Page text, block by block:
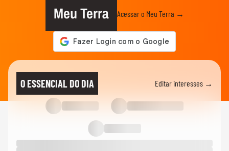
Meu Terra Acessar o Meu Terra →
O ESSENCIAL DO DIA Editar interesses →